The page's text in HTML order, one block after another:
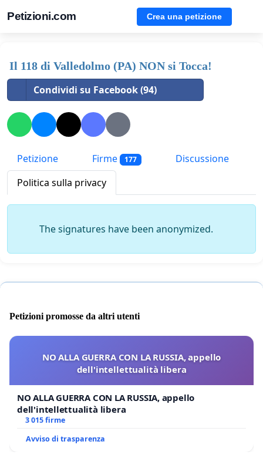
Petizioni.com Crea una petizione
Il 118 di Valledolmo (PA) NON si Tocca!
Condividi su Facebook (94)
Petizione Firme 177
Discussione
Politica sulla privacy
The signatures have been anonymized.
Petizioni promosse da altri utenti
NO ALLA GUERRA CON LA RUSSIA, appello
dell'intellettualità libera
NO ALLA GUERRA CON LA RUSSIA, appello
dell'intellettualità libera
3 015 firme
Avviso di trasparenza